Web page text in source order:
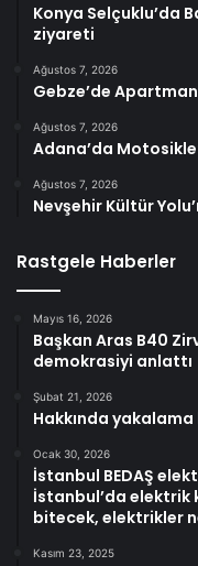
Konya Selçuklu’da
ziyareti
Ağustos 7, 2026
Gebze’de Apartman
Ağustos 7, 2026
Adana’da
Ağustos 7, 2026
Nevşehir Kültür
Rastgele Haberler
Mayıs 16, 2026
Başkan Aras B40
demokrasiyi anlattı
Şubat 21, 2026
Hakkında yakalama
Ocak 30, 2026
İstanbul BEDAŞ
İstanbul’da elektrik
bitecek, elektrikler
Kasım 23, 2025